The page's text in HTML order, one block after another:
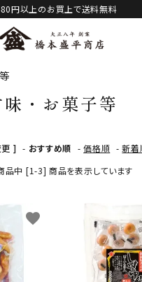
円以上のお買上で送料無料
味・お菓子等
] - おすすめ順 -価格順 -新着
品中 [1-3] 商品を表示しています
favorite